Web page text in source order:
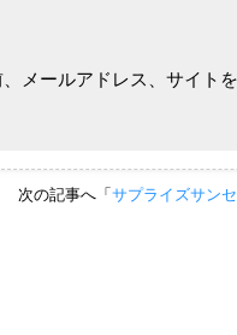
メールアドレス、サイトを
次の記事へ「 サプライズサン